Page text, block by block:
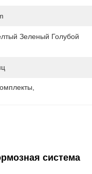
Зеленый Голубой
система